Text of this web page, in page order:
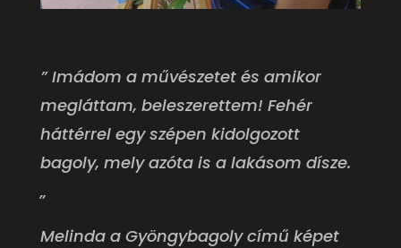
”Imádom a művészetet és amikor
megláttam, beleszerettem! Fehér
háttérrel egy szépen kidolgozott
bagoly, mely azóta is a lakásom dísze.
„
Melinda a Gyöngybagoly című képet